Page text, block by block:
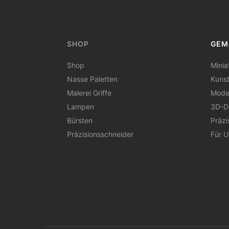
SHOP
Shop
Nasse Paletten
Malerei Griffe
Lampen
Bürsten
Präzisionsschneider
3D-
Für